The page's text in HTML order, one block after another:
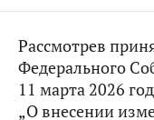
Рассмотрев
Федерального
11 марта 2026
„О внесении